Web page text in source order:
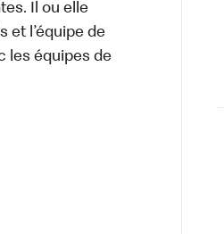
Il ou elle
et l’équipe de
les équipes de